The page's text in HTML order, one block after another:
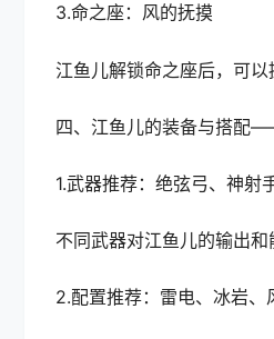
3.命之座：风的抚摸
江鱼儿解锁命之座后，可
四、江鱼儿的装备与搭配
1.武器推荐：绝弦弓、神射
不同武器对江鱼儿的输出
2.配置推荐：雷电、冰岩、